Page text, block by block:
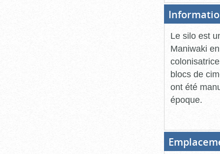
Le silo est
Maniwaki
blocs de
ont été
époque.